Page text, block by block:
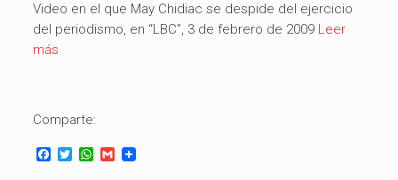
Video en el que May Chidiac se despide del ejercicio
del periodismo, en “LBC”, 3 de febrero de 2009 Leer
más
Comparte:
Facebook
TwitterWhatsApp
Gmail